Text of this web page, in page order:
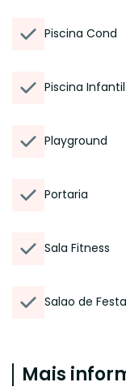
Piscina Cond
Piscina Infantil
Playground
Portaria
Sala Fitness
Salao de
Mais